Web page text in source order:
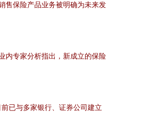
售保险产品业务被明确为未来发
内专家分析指出，新成立的保险
已与多家银行、证券公司建立